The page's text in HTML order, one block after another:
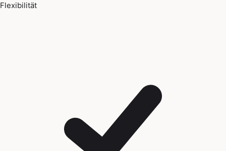
Flexibilität